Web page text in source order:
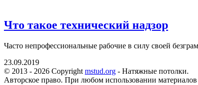
Что такое технический надзор
Часто непрофессиональные рабочие в силу своей
23.09.2019
© 2013 - 2026 Copyright mstud.org - Натяжные потолки.
Авторское право. При любом использовании